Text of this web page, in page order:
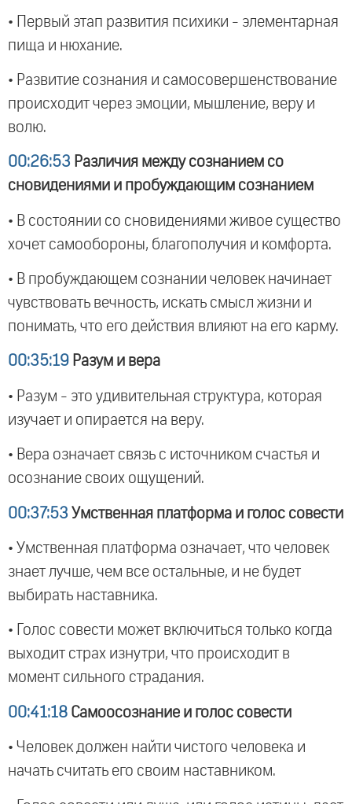
• Первый этап развития психики - элементарная
пища и нюхание.
• Развитие сознания и самосовершенствование
происходит через эмоции, мышление, веру и
волю.
00:26:53 Различия между сознанием со
сновидениями и пробуждающим сознанием
• В состоянии со сновидениями живое существо
хочет самообороны, благополучия и комфорта.
• В пробуждающем сознании человек начинает
чувствовать вечность, искать смысл жизни и
понимать, что его действия влияют на его карму.
00:35:19 Разум и вера
• Разум - это удивительная структура, которая
изучает и опирается на веру.
• Вера означает связь с источником счастья и
осознание своих ощущений.
00:37:53 Умственная платформа и голос совести
• Умственная платформа означает, что человек
знает лучше, чем все остальные, и не будет
выбирать наставника.
• Голос совести может включиться только когда
выходит страх изнутри, что происходит в
момент сильного страдания.
00:41:18 Самоосознание и голос совести
• Человек должен найти чистого человека и
начать считать его своим наставником.